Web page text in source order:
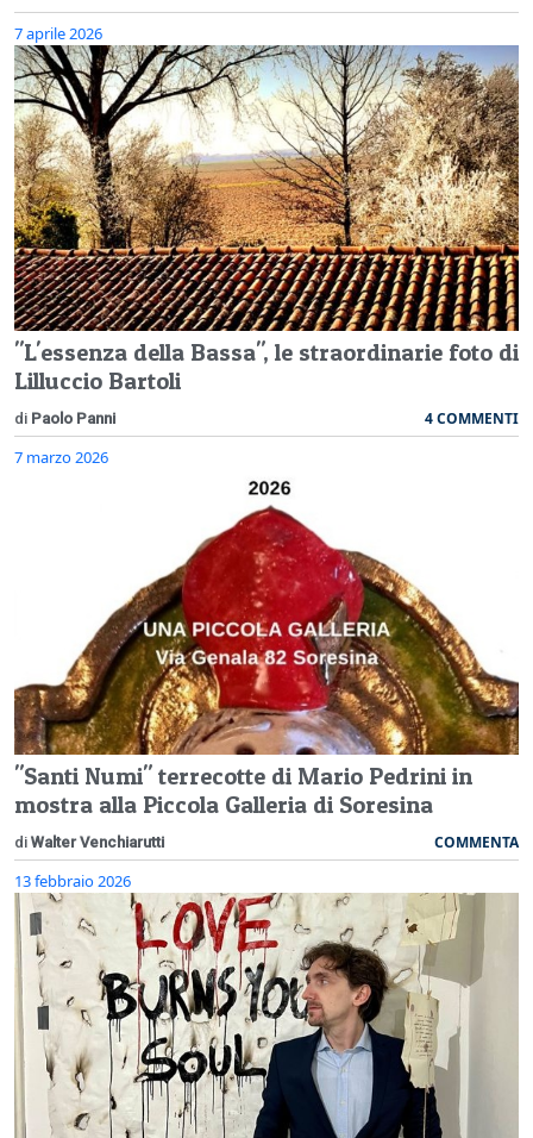
7 aprile 2026
"L'essenza della Bassa", le straordinarie foto di
Lilluccio Bartoli
di Paolo Panni 4 COMMENTI
7 marzo 2026
"Santi Numi" terrecotte di Mario Pedrini in
mostra alla Piccola Galleria di Soresina
di Walter Venchiarutti COMMENTA
13 febbraio 2026